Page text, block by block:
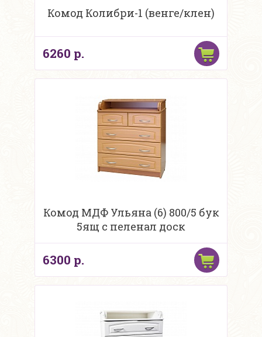
Комод Колибри-1 (венге/клен)
6260 р.
Комод МДФ Ульяна (6) 800/5 бук
5ящ с пеленал доск
6300 р.